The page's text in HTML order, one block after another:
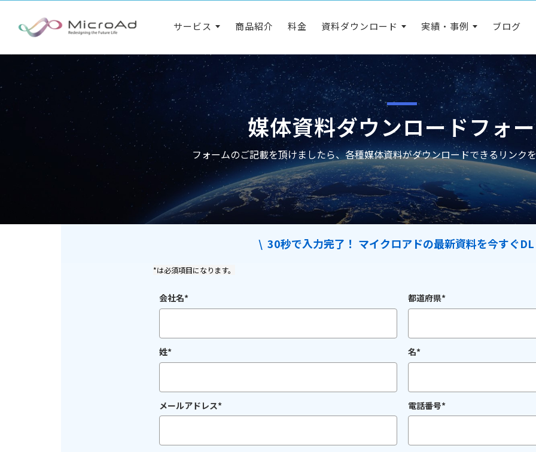
サービス 商品紹介 料金 資料ダウンロード 実績・事例 ブログ
媒体資料ダウンロードフォ
フォームのご記載を頂けましたら、各種媒体資料がダウンロードできるリンク
\ 30秒で入力完了！ マイクロアドの最新資料を今すぐ
*は必須項目になります。
会社名* 都道府県*
姓* 名*
メールアドレス* 電話番号*